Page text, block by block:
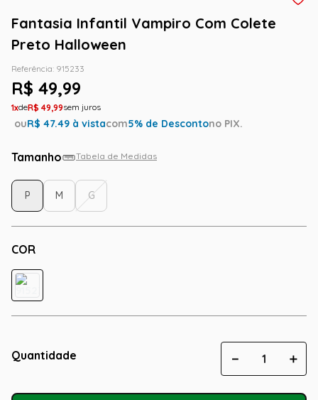
Fantasia Infantil Vampiro Com Colete
Preto Halloween
Referência: 915233
R$ 49,99
1 R$ 49,99
ouR$ 47.49 à vistacom5% de Descontono PIX.
Tamanho Tabela de Medidas
COR
P M G
Quantidade ＋
－